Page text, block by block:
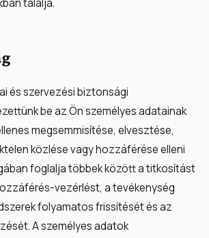
találja.
és szervezési biztonsági
be az Ön személyes adatainak
megsemmisítése, elvesztése,
közlése vagy hozzáférése elleni
foglalja többek között a titkosítást
vezérlést, a tevékenység
folyamatos frissítését és az
A személyes adatok